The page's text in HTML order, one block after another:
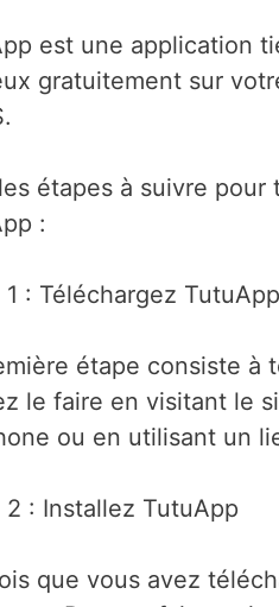
est une application
gratuitement sur
étapes à suivre pour
:
1 : Téléchargez TutuApp
étape consiste à
le faire en visitant le
ou en utilisant un
2 : Installez TutuApp
que vous avez